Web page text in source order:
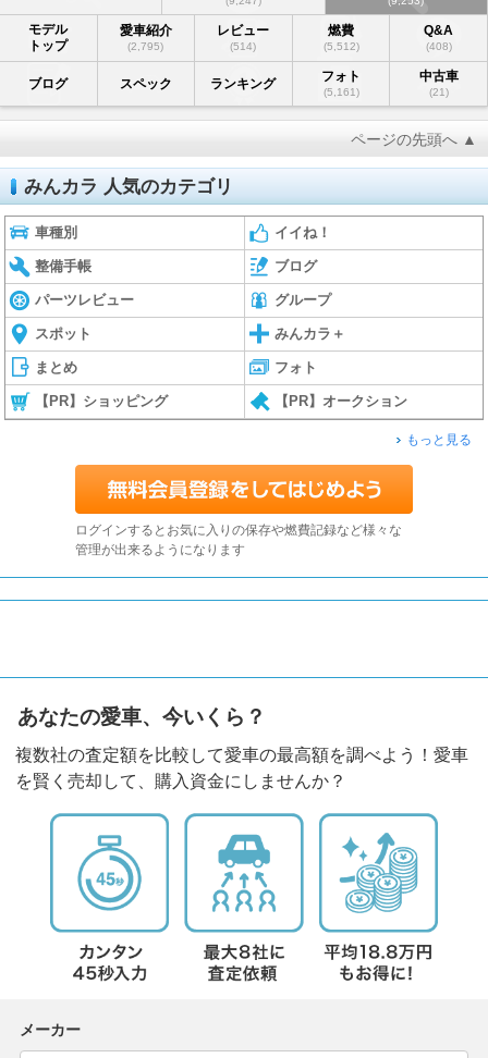
モデル
トップ
愛車紹介
(2,795)
レビュー
(514)
燃費
(5,512)
Q&A
(408)
ブログ スペック ランキング フォト
(5,161)
中古車
(21)
ページの先頭へ ▲
みんカラ 人気のカテゴリ
車種別 イイね！
整備手帳 ブログ
パーツレビュー グループ
スポット みんカラ＋
まとめ フォト
【PR】ショッピング 【PR】オークション
もっと見る
ログインするとお気に入りの保存や燃費記録など様々な
管理が出来るようになります
あなたの愛車、今いくら？
複数社の査定額を比較して愛車の最高額を調べよう！愛車
を賢く売却して、購入資金にしませんか？
メーカー